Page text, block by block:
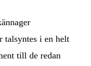
i en helt
till de redan